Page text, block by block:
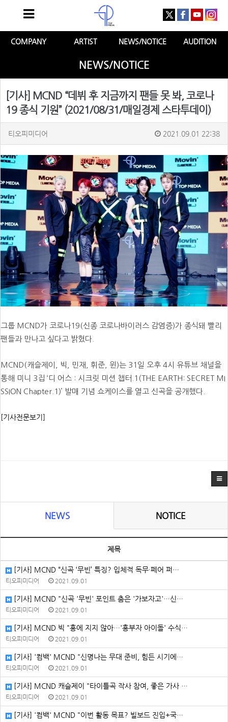
COMPANY ARTIST NEWS/NOTICE AUDITION
NEWS/NOTICE
[기사] MCND “데뷔 후 지금까지 팬들 못 봐, 코로나
19 종식 기원” (2021/08/31/매일경제 스타투데이)
티오피미디어 2021.09.01 22:38
그룹 MCND가 코로나19(신종 코로나바이러스 감염증)가 종식돼 빨리
팬들과 만나고 싶다고 밝혔다.
MCND(캐슬제이, 빅, 민재, 휘준, 윈)는 31일 오후 4시 유튜브 채널을
통해 미니 3집 ‘디 어스 : 시크릿 미션 챕터.1(THE EARTH: SECRET MI
SSION Chapter.1)’ 발매 기념 쇼케이스를 열고 신곡을 공개했다.
[기사전문보기]
NEWS NOTICE
제목
[기사] MCND “신곡 ‘무빈’ 특징? 입체적 독무·페어 퍼…
티오피미디어 2021.09.01
[기사] MCND "신곡 '무빈' 포인트 춤은 '가보자고'…신…
티오피미디어 2021.09.01
[기사] MCND 빅 "흥에 지지 않아…'흥부자 아이돌' 수식…
티오피미디어 2021.09.01
[기사] '컴백' MCND "신명나는 무대 준비, 힘든 시기에…
티오피미디어 2021.09.01
[기사] MCND 캐슬제이 "타이틀곡 작사 참여, 좋은 가사 …
티오피미디어 2021.09.01
[기사] '컴백' MCND "이번 활동 목표? 빌보드 진입+국…